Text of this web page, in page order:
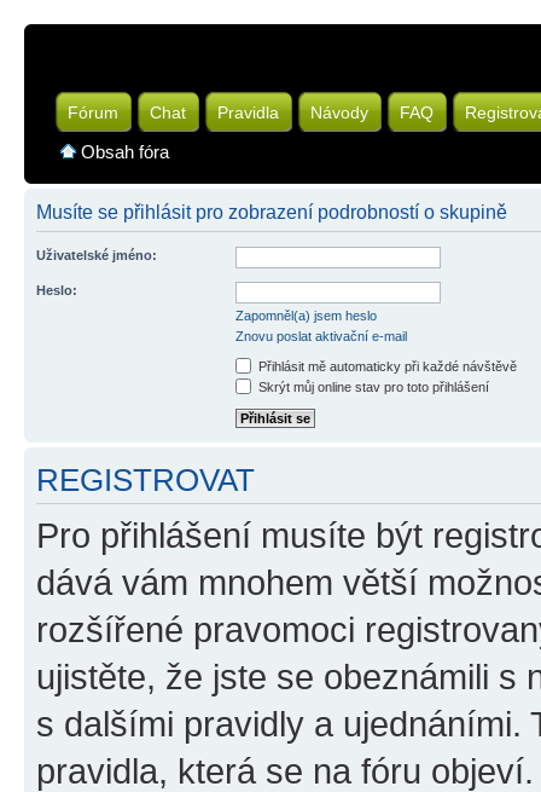
Fórum Chat Pravidla Návody FAQ
Obsah fóra
Musíte se přihlásit pro zobrazení podrobností o skupině
Uživatelské jméno:
Heslo:
Zapomněl(a) jsem heslo
Znovu poslat aktivační e-mail
Přihlásit mě automaticky při každé návštěvě
Skrýt můj online stav pro toto přihlášení
REGISTROVAT
Pro přihlášení musíte být
dává vám mnohem větší
rozšířené pravomoci
ujistěte, že jste se obeznámili s
s dalšími pravidly a ujednáními.
pravidla, která se na fóru objeví.